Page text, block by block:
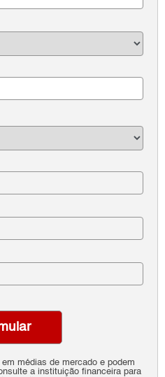
médias de mercado e podem
a instituição financeira para